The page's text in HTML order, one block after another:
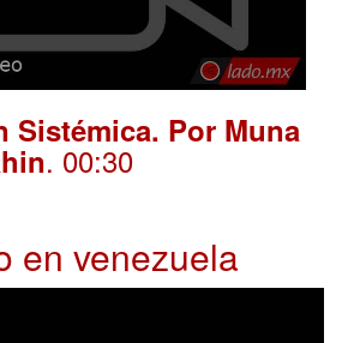
Sistémica. Por Muna
. 00:30
en venezuela